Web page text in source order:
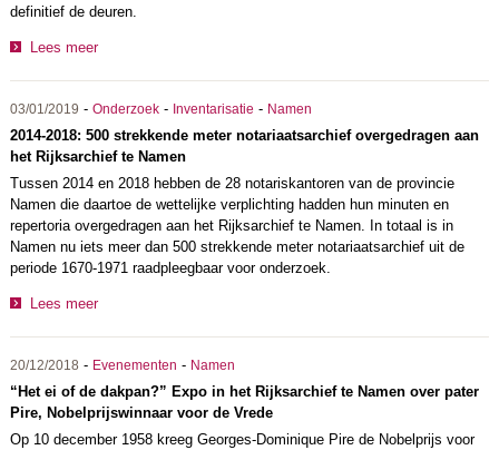
definitief de deuren.
Lees meer
03/01/2019 - Onderzoek- Inventarisatie - Namen
2014-2018: 500 strekkende meter notariaatsarchief overgedragen aan
het Rijksarchief te Namen
Tussen 2014 en 2018 hebben de 28 notariskantoren van de provincie
Namen die daartoe de wettelijke verplichting hadden hun minuten en
repertoria overgedragen aan het Rijksarchief te Namen. In totaal is in
Namen nu iets meer dan 500 strekkende meter notariaatsarchief uit de
periode 1670-1971 raadpleegbaar voor onderzoek.
Lees meer
20/12/2018 - Evenementen - Namen
“Het ei of de dakpan?” Expo in het Rijksarchief te Namen over pater
Pire, Nobelprijswinnaar voor de Vrede
Op 10 december 1958 kreeg Georges-Dominique Pire de Nobelprijs voor